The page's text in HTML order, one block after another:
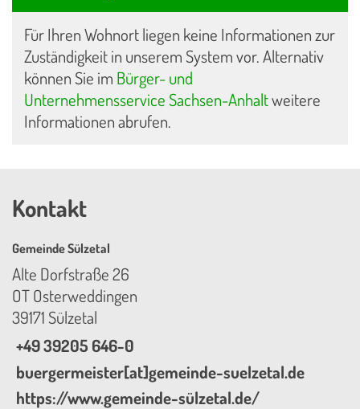
Für Ihren Wohnort liegen keine Informationen zur
Zuständigkeit in unserem System vor. Alternativ
können Sie im Bürger- und
Unternehmensservice Sachsen-Anhaltweitere
Informationen abrufen.
Kontakt
Gemeinde Sülzetal
Alte Dorfstraße 26
OT Osterweddingen
39171 Sülzetal
+49 39205 646-0
buergermeister[at]gemeinde-suelzetal.de
https://www.gemeinde-sülzetal.de/